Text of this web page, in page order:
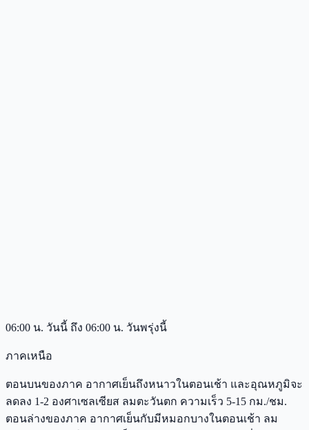
06:00 น. วันนี้ ถึง 06:00 น. วันพรุ่งนี้
ภาคเหนือ
ตอนบนของภาค อากาศเย็นถึงหนาวในตอนเช้า และอุณหภูมิจะ
ลดลง 1-2 องศาเซลเซียส ลมตะวันตก ความเร็ว 5-15 กม./ชม.
ตอนล่างของภาค อากาศเย็นกับมีหมอกบางในตอนเช้า ลม